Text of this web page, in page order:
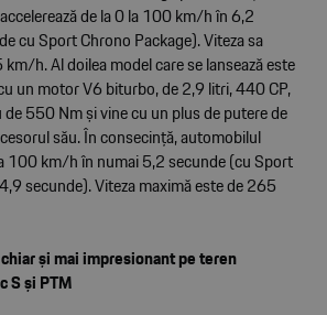
de la 0 la 100 km/h în 6,2
cu Sport Chrono Package). Viteza sa
h. Al doilea model care se lansează este
un motor V6 biturbo, de 2,9 litri, 440 CP,
550 Nm și vine cu un plus de putere de
său. În consecință, automobilul
100 km/h în numai 5,2 secunde (cu Sport
secunde). Viteza maximă este de 265
și mai impresionant pe teren
S și PTM